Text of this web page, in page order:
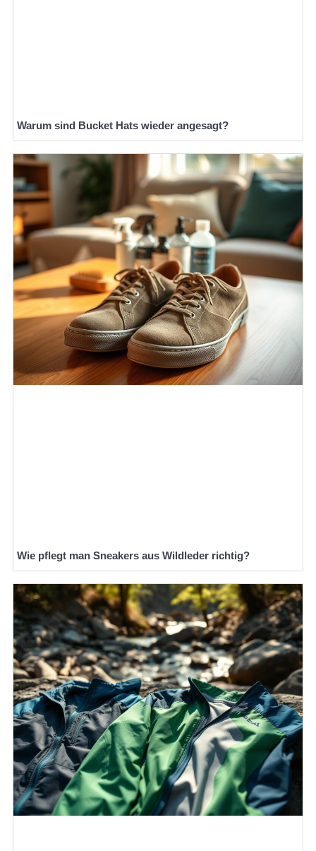
Warum sind Bucket Hats wieder angesagt?
Wie pflegt man Sneakers aus Wildleder richtig?